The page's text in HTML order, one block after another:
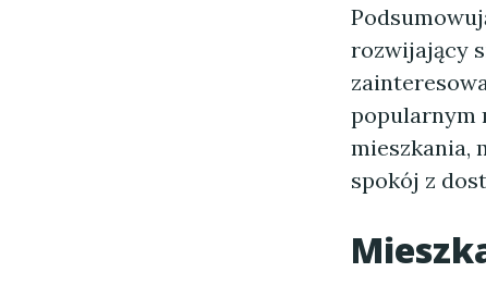
rozwijający
popularnym
mieszkania,
spokój z